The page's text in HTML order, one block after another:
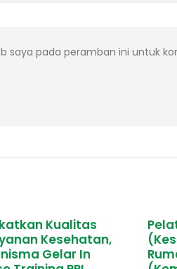
saya pada peramban ini untuk
KPRS
Pasien
Sakit) dan KE